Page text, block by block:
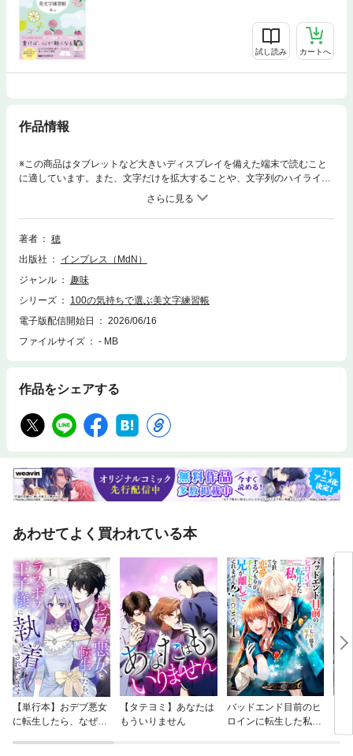
試し読み カートへ
作品情報
※この商品はタブレットなど大きいディスプレイを備えた端末で読むこと
に適しています。また、文字だけを拡大することや、文字列のハイライ
ト、検索、辞書の参照、引用などの機能が使用できません。〈電子書籍版
について〉本書は固定レイアウト型の電子書籍です。リフロー型と異なり
ビューア機能が制限されるほか、端末によって見え方が異なります。【気
持ちに寄り添う言葉で、「心」と「文字」を整える新しいペン字習慣】大
著者・穂（すい）さん（TikTokフォロワー約18万人、Instagramフォロワ
ー約13万人）による、新しいペン字練習帳です。本書では、日々のさまざ
日も、落ち込んだ日も、なんだかモヤモヤする日も。その時の気持ちにぴ
ったりの言葉を選びながら、自然と「心」と「文字」が整っていきます。
無理なく、美しい文字が身につく構成。さらに、本がパタンと開く製本様
まれる。毎日の中に、そんなやさしい美文字習慣を取り入れてみません
習慣を身につけたい方・大人っぽい字を書きたい方・ペン字練習を楽しみ
たい方〈本書の特長〉・日々のさまざまな感情に寄り添う100のテーマと
著者
穂
出版社
インプレス（MdN）
ジャンル
趣味
シリーズ
100の気持ちで選ぶ美文字練習帳
電子版配信開始日
2026/06/16
ファイルサイズ
- MB
作品をシェアする
あわせてよく買われている本
【単行本】おデブ悪女
に転生したら、なぜか
【タテヨミ】あなたは
もういりません
バッドエンド目前のヒ
ロインに転生した私、